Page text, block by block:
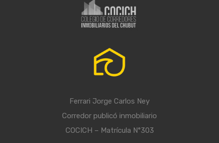
Ferrari Jorge Carlos Ney
Corredor publicó inmobiliario
COCICH – Matrícula N°303